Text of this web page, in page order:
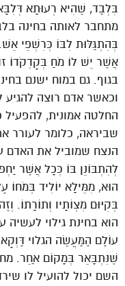
בִּלְבַד, שֶׁהִיא רְעוּתָא
מתחבר לאותה בחינה
בְּהִתְגַּלּוּת לִבּוֹ כְּרִשְׁפֵּי
אֲשֶׁר יֵשׁ לוֹ מֹחַ בְּקָדְקֹדוֹ
בגוף. גם במוח ישנם
וכאשר אדם רוצה
החלטה אמונית,
שביראה, כלומר לעורר
הנצח שמוביל את האדם
לְהִתְבּוֹנֵן בּוֹ כְּכָל אֲשֶׁר
הוּא, מִמֵּילָא יוֹלִיד בְּמֹחוֹ
בְּקִיּוּם מִצְוֹתָיו וְתוֹרָתוֹ.
הוא בחינת גילוי לעשיה
עוֹלַם הַמַּעֲשֶׂה הגלוי
שֶׁנִּתְבָּאֵר בְּמָקוֹם אַחֵר.
השם יכול להועיל לו